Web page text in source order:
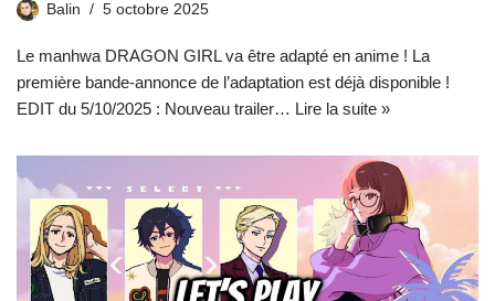
Balin 5 octobre 2025
Le manhwa DRAGON GIRL va être adapté en anime ! La
première bande-annonce de l’adaptation est déjà disponible !
EDIT du 5/10/2025 : Nouveau trailer… Lire la suite »